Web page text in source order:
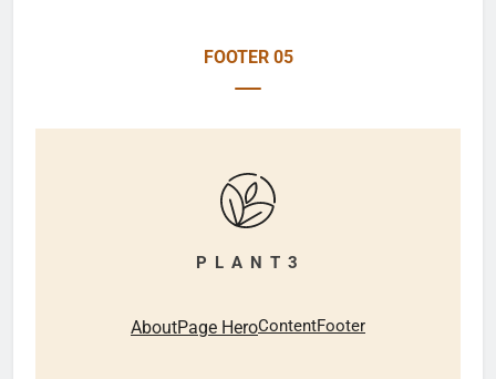
FOOTER 05
P L A N T 3
AboutPage HeroContentFooter